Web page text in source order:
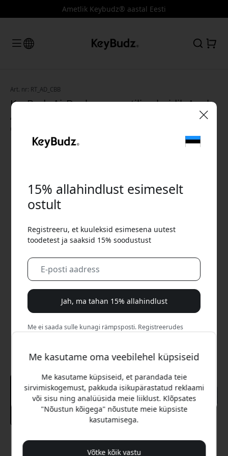
Ametlik Keybudz® aastal Eesti
Art. nr: RT_AD_CBB
KeyBudz AirDockz magnetiline hoidik Apple
AirPodsile taasliimuva kinnitusega ja kindla
dokkimisega - Kobaltsinine
Soovitatav hind
Me kasutame oma veebilehel küpsiseid
Me kasutame küpsiseid, et parandada teie
sirvimiskogemust, pakkuda isikupärastatud reklaami
või sisu ning analüüsida meie liiklust. Klõpsates
"Nõustun kõigega" nõustute meie küpsiste
kasutamisega.
Võtke kõik vastu
15% allahindlust esimeselt
ostult
Registreeru, et kuuleksid esimesena uutest
toodetest ja saaksid 15% soodustust
Jah, ma tahan 15% allahindlust
Me ei saada sulle kunagi rämpsposti. Registreerudes
Ei, ma eelistaksin täishinda maksta.
allahindlust.